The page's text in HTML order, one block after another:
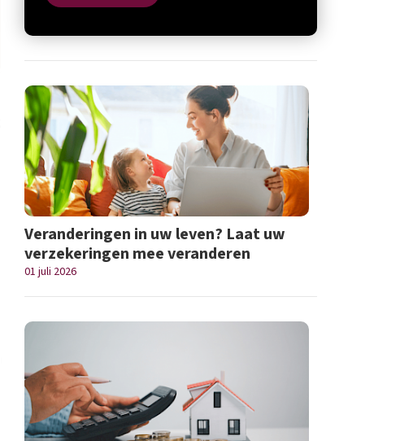
Veranderingen in uw leven? Laat uw
verzekeringen mee veranderen
01 juli 2026